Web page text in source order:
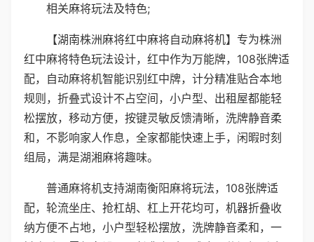
相关麻将玩法及特色;
【湖南株洲麻将红中麻将自动麻将机】专为株洲
红中麻将特色玩法设计，红中作为万能牌，108张牌适
配，自动麻将机智能识别红中牌，计分精准贴合本地
规则，折叠式设计不占空间，小户型、出租屋都能轻
松摆放，移动方便，按键灵敏反馈清晰，洗牌静音柔
和，不影响家人作息，全家都能快速上手，闲暇时刻
组局，满是湖湘麻将趣味。
普通麻将机支持湖南衡阳麻将玩法，108张牌适
配，轮流坐庄、抢杠胡、杠上开花均可，机器折叠收
纳方便不占地，小户型轻松摆放，洗牌静音柔和，一